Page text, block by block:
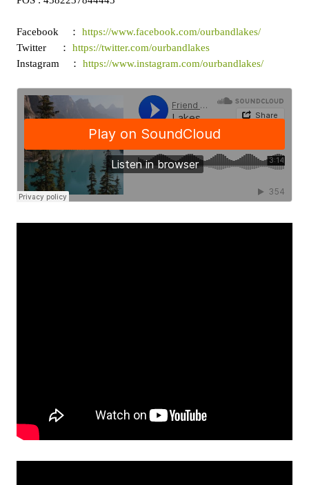
Facebook ： https://www.facebook.com/ourbandlakes/
Twitter
： https://twitter.com/ourbandlakes
Instagram
： https://www.instagram.com/ourbandlakes/